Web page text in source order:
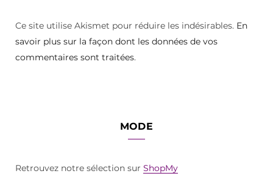
Ce site utilise Akismet pour réduire les indésirables. En
savoir plus sur la façon dont les données de vos
commentaires sont traitées.
MODE
Retrouvez notre sélection sur ShopMy